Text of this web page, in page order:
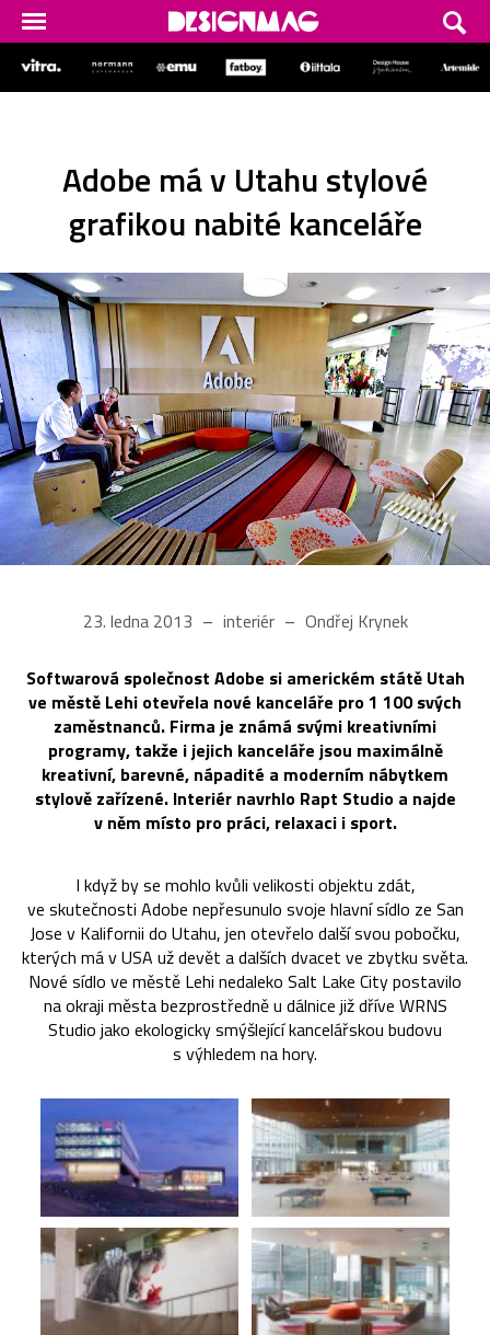
Adobe má v Utahu stylové
grafikou nabité kanceláře
23. ledna 2013 interiér Ondřej Krynek
Softwarová společnost Adobe si americkém státě Utah
ve městě Lehi otevřela nové kanceláře pro 1 100 svých
zaměstnanců. Firma je známá svými kreativními
programy, takže i jejich kanceláře jsou maximálně
kreativní, barevné, nápadité a moderním nábytkem
stylově zařízené. Interiér navrhlo Rapt Studio a najde
v něm místo pro práci, relaxaci i sport.
I když by se mohlo kvůli velikosti objektu zdát,
ve skutečnosti Adobe nepřesunulo svoje hlavní sídlo ze San
Jose v Kalifornii do Utahu, jen otevřelo další svou pobočku,
kterých má v USA už devět a dalších dvacet ve zbytku světa.
Nové sídlo ve městě Lehi nedaleko Salt Lake City postavilo
na okraji města bezprostředně u dálnice již dříve WRNS
Studio jako ekologicky smýšlející kancelářskou budovu
s výhledem na hory.